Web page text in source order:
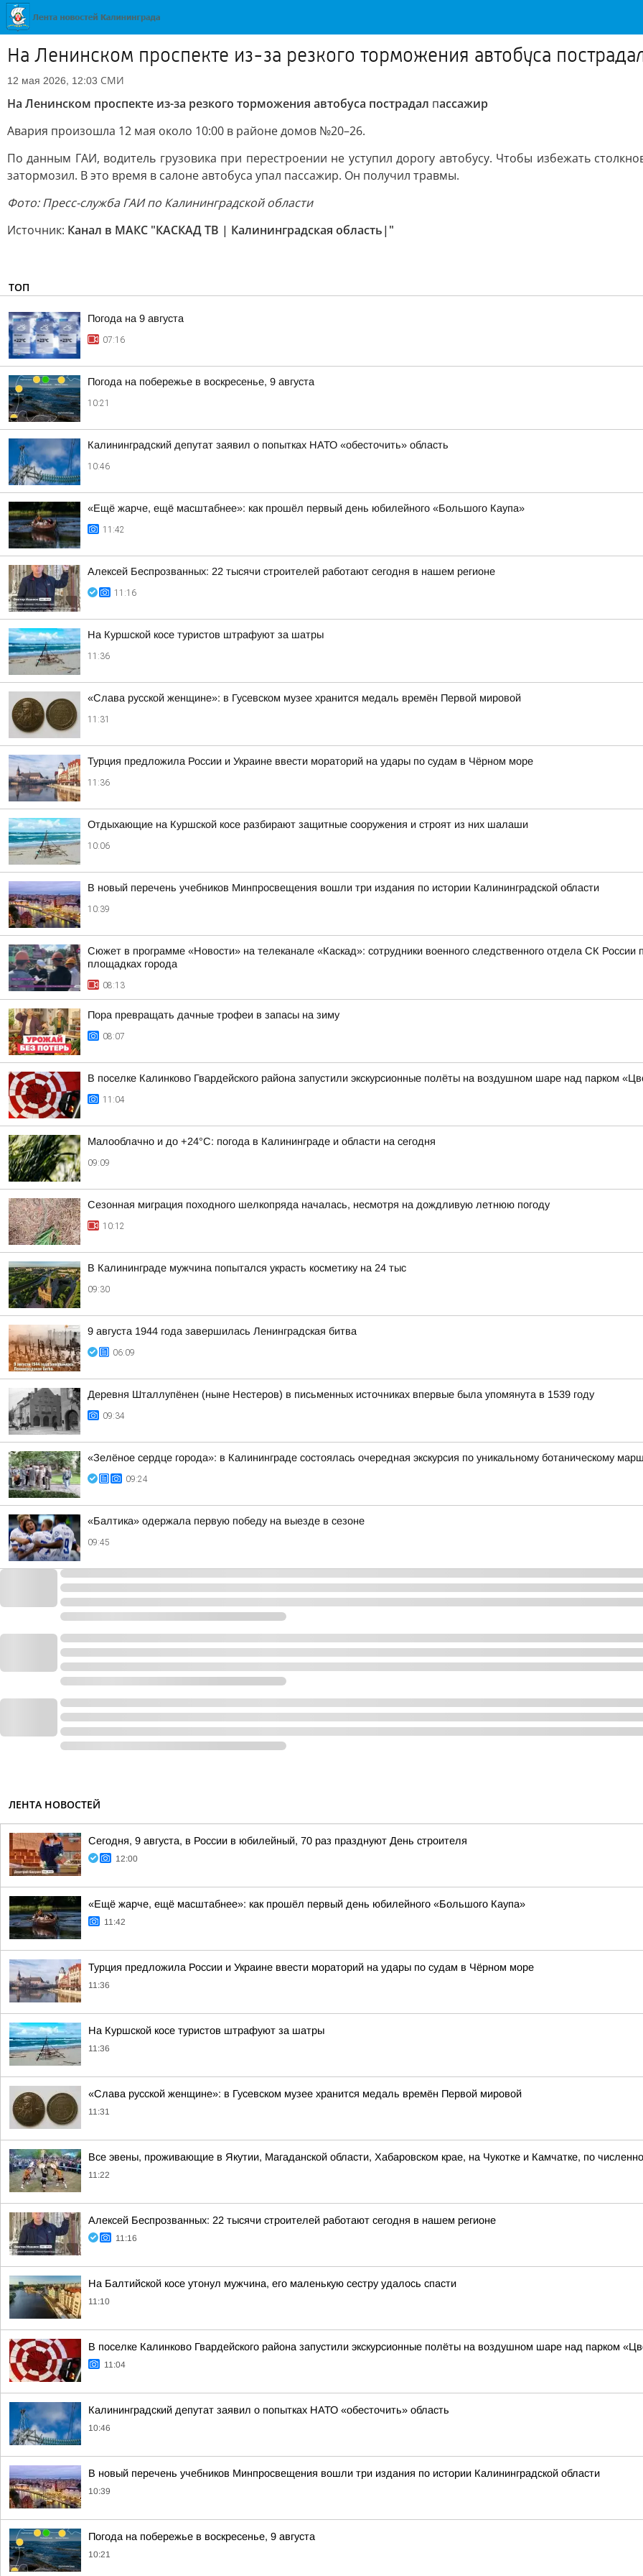
На Ленинском проспекте из-за резкого торможения автобуса
12 мая 2026, 12:03 СМИ
На Ленинском проспекте из-за резкого торможения автобуса пострадал пассажир
Авария произошла 12 мая около 10:00 в районе домов №20–26.
По данным ГАИ, водитель грузовика при перестроении не уступил дорогу автобусу. Чтобы избежать
затормозил. В это время в салоне автобуса упал пассажир. Он получил травмы.
Фото: Пресс-служба ГАИ по Калининградской области
Источник: Канал в МАКС "КАСКАД ТВ | Калининградская область|"
ТОП
Погода на 9 августа
07:16
Погода на побережье в воскресенье, 9 августа
10:21
Калининградский депутат заявил о попытках НАТО «обесточить» область
10:46
«Ещё жарче, ещё масштабнее»: как прошёл первый день юбилейного «Большого Каупа»
11:42
Алексей Беспрозванных: 22 тысячи строителей работают сегодня в нашем регионе
11:16
На Куршской косе туристов штрафуют за шатры
11:36
«Слава русской женщине»: в Гусевском музее хранится медаль времён Первой мировой
11:31
Турция предложила России и Украине ввести мораторий на удары по судам в Чёрном море
11:36
Отдыхающие на Куршской косе разбирают защитные сооружения и строят из них шалаши
10:06
В новый перечень учебников Минпросвещения вошли три издания по истории Калининградской области
10:39
Сюжет в программе «Новости» на телеканале «Каскад»: сотрудники военного следственного отдела СК России
площадках города
08:13
Пора превращать дачные трофеи в запасы на зиму
08:07
В поселке Калинково Гвардейского района запустили экскурсионные полёты на воздушном шаре над парком
11:04
Малооблачно и до +24°С: погода в Калининграде и области на сегодня
09:09
Сезонная миграция походного шелкопряда началась, несмотря на дождливую летнюю погоду
10:12
В Калининграде мужчина попытался украсть косметику на 24 тыс
09:30
9 августа 1944 года завершилась Ленинградская битва
06:09
Деревня Шталлупёнен (ныне Нестеров) в письменных источниках впервые была упомянута в 1539 году
09:34
«Зелёное сердце города»: в Калининграде состоялась очередная экскурсия по уникальному ботаническому
09:24
«Балтика» одержала первую победу на выезде в сезоне
09:45
ЛЕНТА НОВОСТЕЙ
Сегодня, 9 августа, в России в юбилейный, 70 раз празднуют День строителя
12:00
«Ещё жарче, ещё масштабнее»: как прошёл первый день юбилейного «Большого Каупа»
11:42
Турция предложила России и Украине ввести мораторий на удары по судам в Чёрном море
11:36
На Куршской косе туристов штрафуют за шатры
11:36
«Слава русской женщине»: в Гусевском музее хранится медаль времён Первой мировой
11:31
Все эвены, проживающие в Якутии, Магаданской области, Хабаровском крае, на Чукотке и Камчатке, по
11:22
Алексей Беспрозванных: 22 тысячи строителей работают сегодня в нашем регионе
11:16
На Балтийской косе утонул мужчина, его маленькую сестру удалось спасти
11:10
В поселке Калинково Гвардейского района запустили экскурсионные полёты на воздушном шаре над парком
11:04
Калининградский депутат заявил о попытках НАТО «обесточить» область
10:46
В новый перечень учебников Минпросвещения вошли три издания по истории Калининградской области
10:39
Погода на побережье в воскресенье, 9 августа
10:21